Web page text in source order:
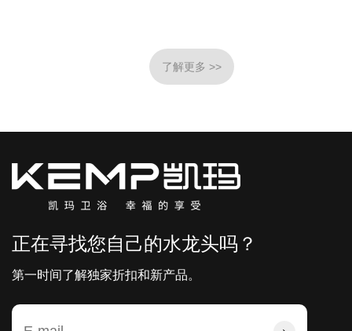
正在寻找您自己的水龙头吗？
第一时间了解独家折扣和新产品。